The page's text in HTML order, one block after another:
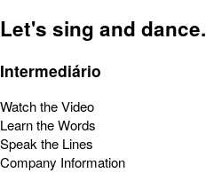
Let's sing and dance.
Intermediário
Watch the Video
Learn the Words
Speak the Lines
Company Information